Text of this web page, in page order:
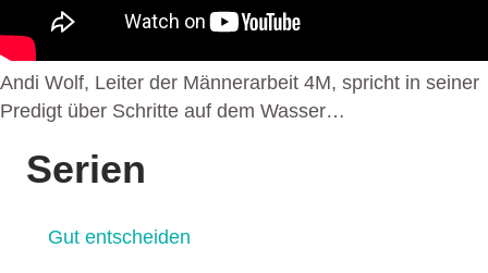
Andi Wolf, Leiter der Männerarbeit 4M, spricht in seiner
Predigt über Schritte auf dem Wasser…
Serien
Gut entscheiden